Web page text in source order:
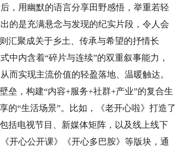
，用幽默的语言分享田野感悟，举重若轻
的是充满悬念与发现的纪实片段，令人会
汇聚成关于乡土、传承与希望的抒情长
中内含着“碎片与连续”的双重叙事能力，
而实现主流价值的轻盈落地、温暖触达。
，构建“内容+服务+社群+产业”的复合生
的“生活场景”。比如，《老开心啦》打造了
括电视节目、新媒体矩阵，以及线上线下
开心公开课》《开心多巴胺》等版块，通